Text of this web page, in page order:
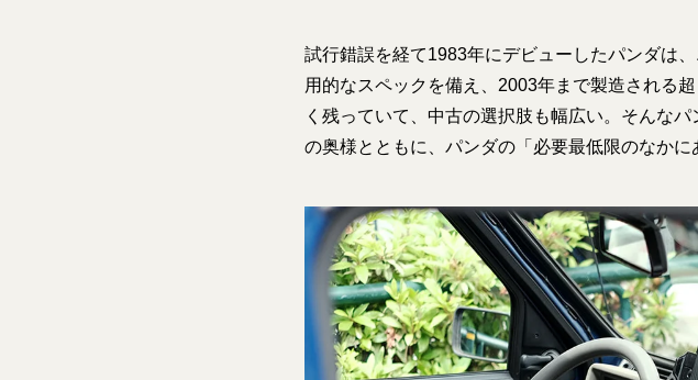
試行錯誤を経て1983年にデビューしたパンダは
用的なスペックを備え、2003年まで製造される
く残っていて、中古の選択肢も幅広い。そんな
の奥様とともに、パンダの「必要最低限のなかに